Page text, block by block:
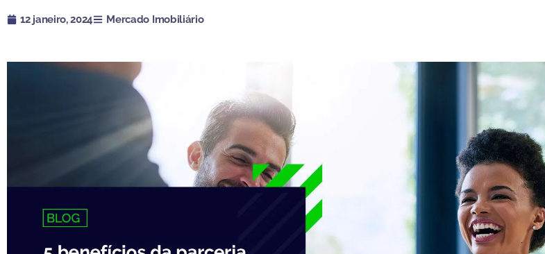
12 janeiro, 2024 Mercado Imobiliário